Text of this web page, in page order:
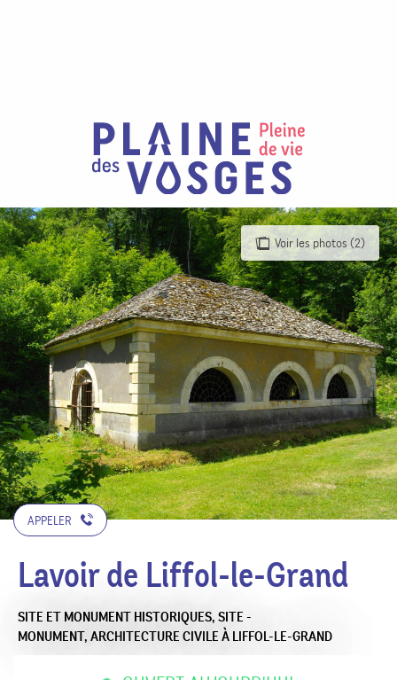
Voir les photos (2)
APPELER
Lavoir de Liffol-le-Grand
SITE ET MONUMENT HISTORIQUES, SITE -
MONUMENT, ARCHITECTURE CIVILE À LIFFOL-LE-GRAND